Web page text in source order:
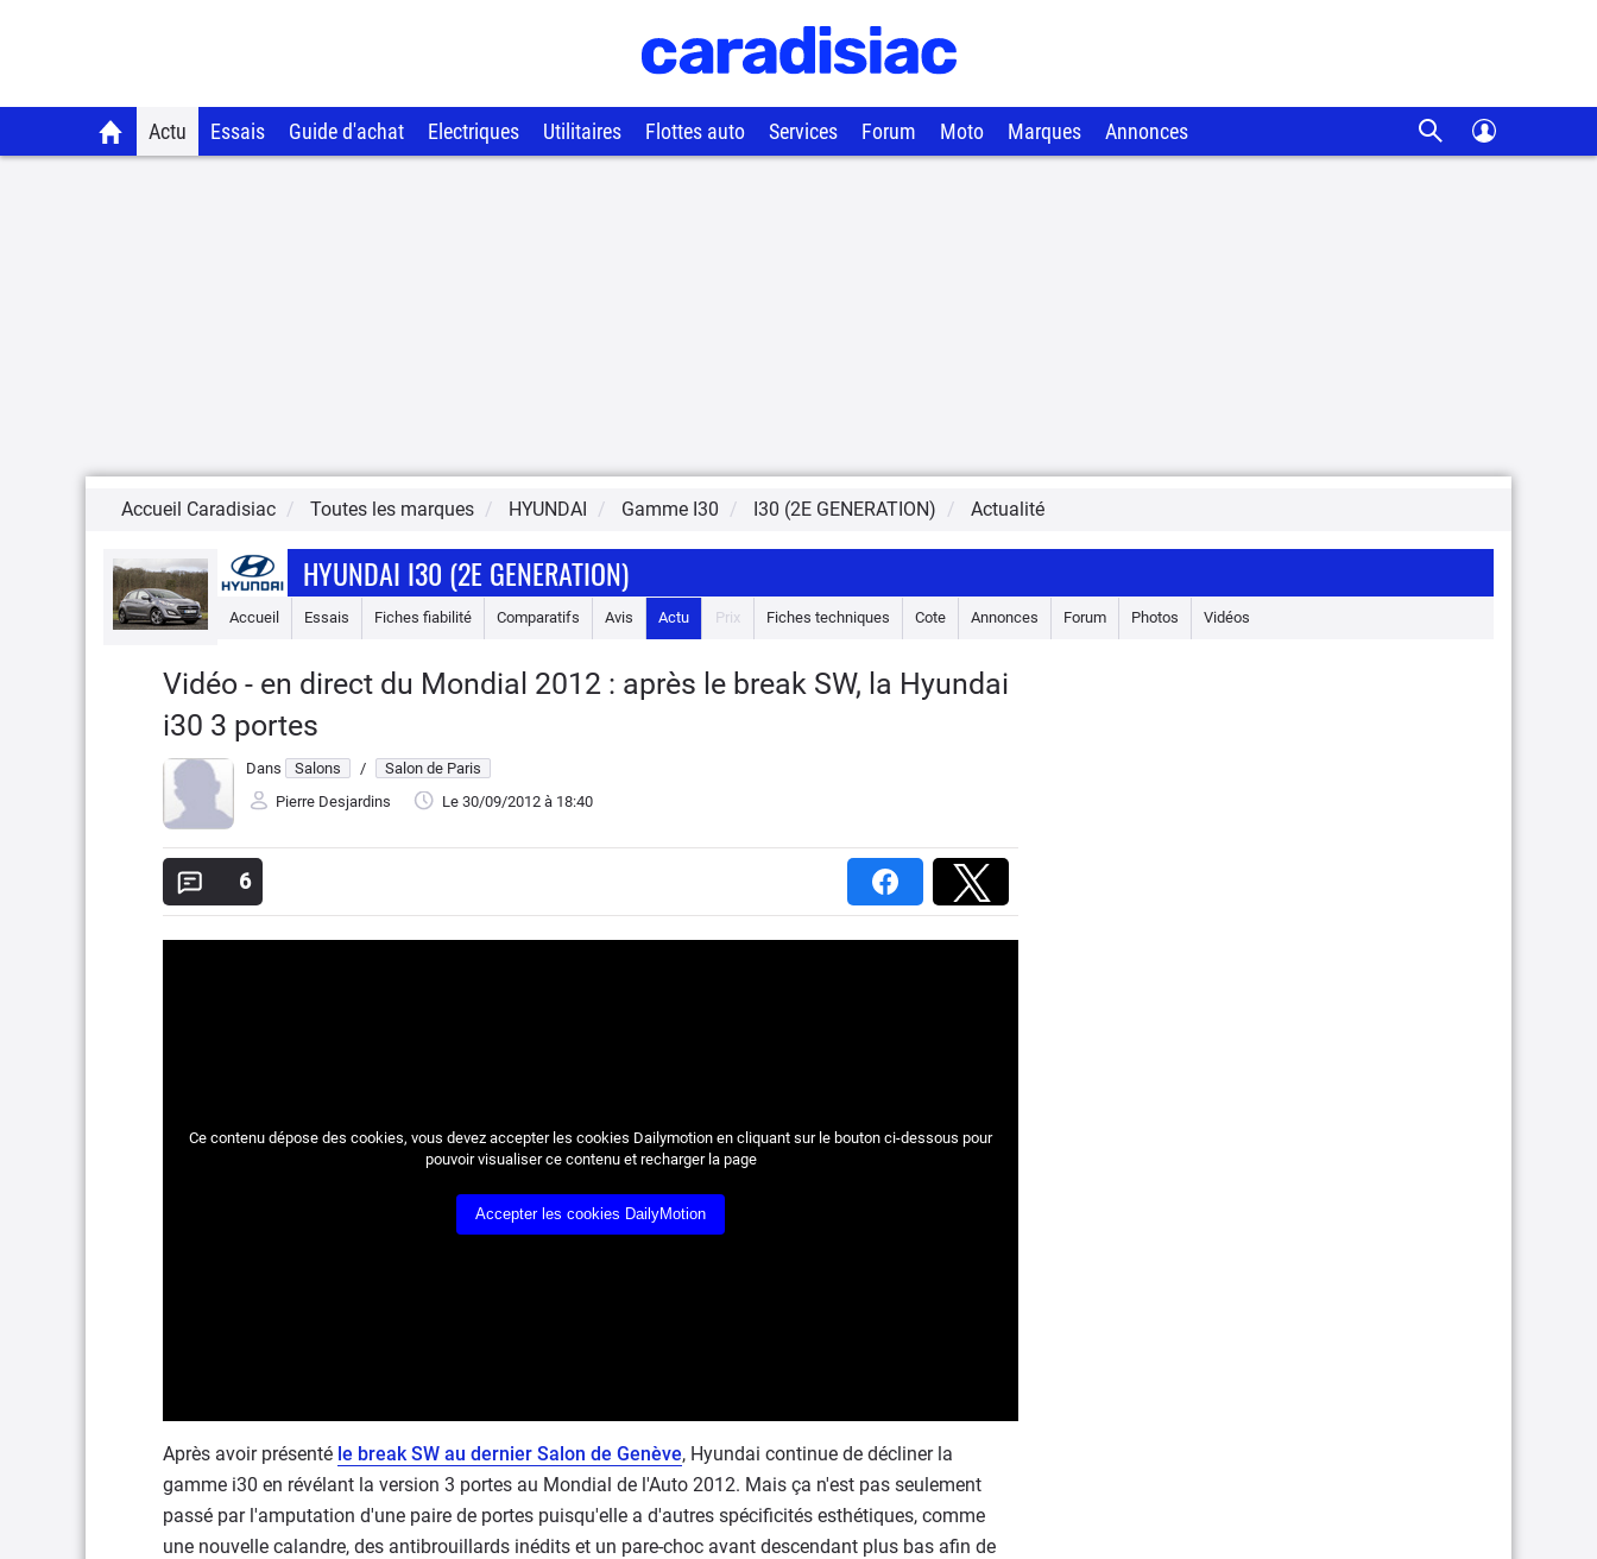
Actu Essais Guide d'achat Electriques Utilitaires Flottes auto Services Forum Moto Marques Annonces
Accueil Caradisiac Toutes les marques HYUNDAI Gamme I30 I30 (2E GENERATION) Actualité
HYUNDAI I30 (2E GENERATION)
Accueil Essais Fiches fiabilité Comparatifs Avis Actu Prix Fiches techniques Cote Annonces Forum Photos Vidéos
Vidéo - en direct du Mondial 2012 : après le break SW, la Hyundai
i30 3 portes
Dans Salons /
Salon de Paris
Pierre Desjardins
Le 30/09/2012 à 18:40
6
Ce contenu dépose des cookies, vous devez accepter les cookies Dailymotion en cliquant sur le bouton ci-dessous pour
pouvoir visualiser ce contenu et recharger la page
Accepter les cookies DailyMotion
Après avoir présenté le break SW au dernier Salon de Genève, Hyundai continue de décliner la
gamme i30 en révélant la version 3 portes au Mondial de l'Auto 2012. Mais ça n'est pas seulement
passé par l'amputation d'une paire de portes puisqu'elle a d'autres spécificités esthétiques, comme
une nouvelle calandre, des antibrouillards inédits et un pare-choc avant descendant plus bas afin de